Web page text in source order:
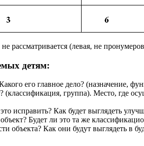
рассматривается (левая, не
детям:
его главное дело? (назначение,
(классификация, группа). Место, где
исправить? Как будет выглядеть
Будет ли это та же
объекта? Как они будут выглядеть в